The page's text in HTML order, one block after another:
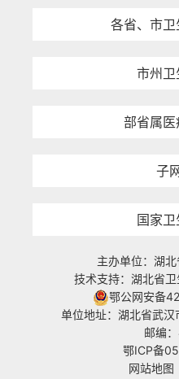
各省、市
市州
部省属
子
国家
主办单位：湖
技术支持：湖北省
鄂公网安备
单位地址：湖北省武
邮编
鄂ICP备
网站地图